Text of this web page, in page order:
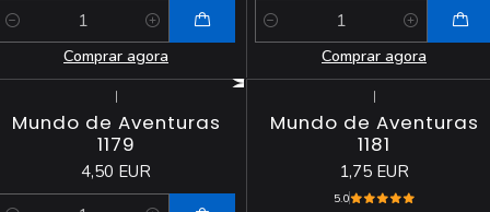
Comprar agora
Quantidade
Comprar agora
|
Mundo de Aventuras
1179
4,50 EUR
|
Mundo de Aventuras
1181
1,75 EUR
5.0